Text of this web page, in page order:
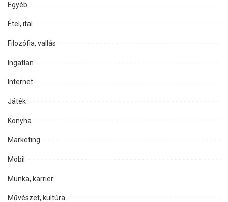
Egyéb
Étel, ital
Filozófia, vallás
Ingatlan
Internet
Játék
Konyha
Marketing
Mobil
Munka, karrier
Művészet, kultúra